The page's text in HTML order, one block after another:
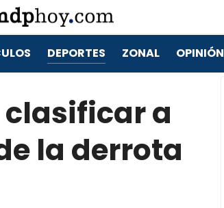
DEPORTES ZONAL OPINIÓN
clasificar a
la derrota